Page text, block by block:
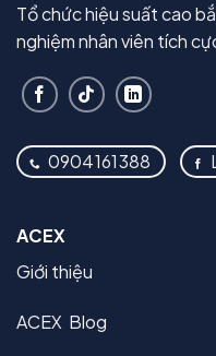
Tổ chức hiệu suất cao
nghiệm nhân viên tích
0904161388
ACEX
Giới thiệu
ACEX Blog